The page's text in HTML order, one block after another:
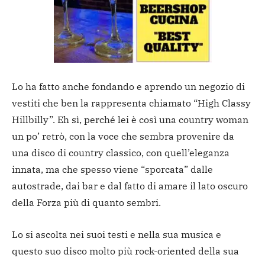
Lo ha fatto anche fondando e aprendo un negozio di
vestiti che ben la rappresenta chiamato “High Classy
Hillbilly”. Eh sì, perché lei è così una country woman
un po’ retrò, con la voce che sembra provenire da
una disco di country classico, con quell’eleganza
innata, ma che spesso viene “sporcata” dalle
autostrade, dai bar e dal fatto di amare il lato oscuro
della Forza più di quanto sembri.
Lo si ascolta nei suoi testi e nella sua musica e
questo suo disco molto più rock-oriented della sua